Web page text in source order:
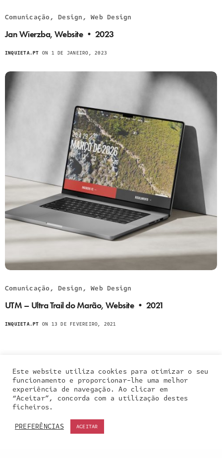
Comunicação, Design, Web Design
Jan Wierzba, Website • 2023
INQUIETA.PT ON 1 DE JANEIRO, 2023
Comunicação, Design, Web Design
UTM – Ultra Trail do Marão, Website • 2021
INQUIETA.PT ON 13 DE FEVEREIRO, 2021
Este website utiliza cookies para otimizar o seu
funcionamento e proporcionar-lhe uma melhor
experiência de navegação. Ao clicar em
“Aceitar”, concorda com a utilização destes
ficheiros.
PREFERÊNCIAS
ACEITAR
Our site uses cookies. Learn more about our use of
cookies:cookie policy
ACCEPT